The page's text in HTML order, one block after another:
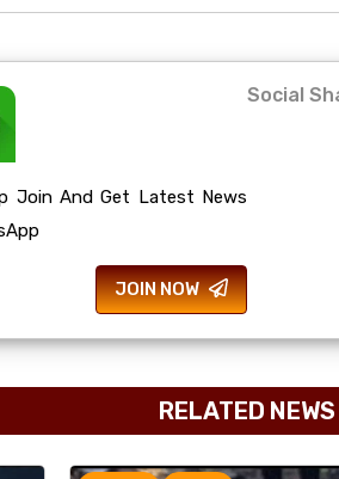
Join And Get Latest News
JOIN NOW
Social
RELATED NEWS